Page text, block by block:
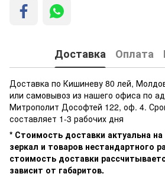
Доставка Оплата
Доставка по Кишиневу 80 лей,
или самовывоз из нашего офиса по
Митрополит Дософтей 122, оф. 4.
составляет 1-3 рабочих дня
* Стоимость доставки актуальна
зеркал и товаров нестандартного
стоимость доставки
зависит от габаритов.